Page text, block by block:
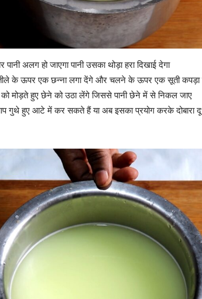
अलग हो जाएगा पानी उसका थोड़ा हरा दिखाई देगा
के ऊपर एक छन्ना लगा देंगे और चलने के ऊपर एक सूती
मोड़ते हुए छेने को उठा लेंगे जिससे पानी छेने में से निकल जाए
गुथे हुए आटे में कर सकते हैं या अब इसका प्रयोग करके दोबारा